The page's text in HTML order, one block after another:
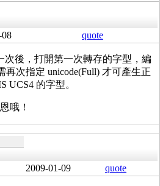
08 quote
次後，打開第一次轉存的字型，編
再次指定 unicode(Full) 才可產生正
UCS4 的字型。
哦！
2009-01-09 quote